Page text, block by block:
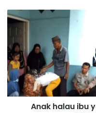
A
a
k
a
l
a
u
Anak halau ibu